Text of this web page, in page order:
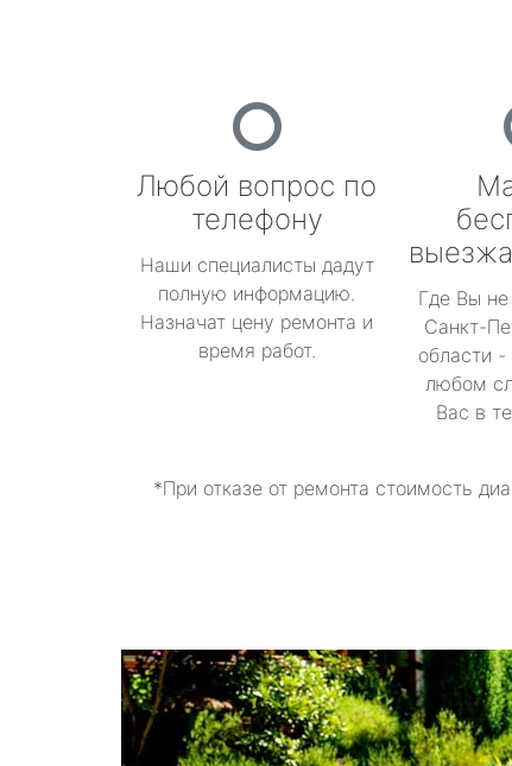
Любой вопрос по
телефону
Наши специалисты дадут
полную информацию.
Назначат цену ремонта и
время работ.
Где Вы не
Санкт-
области
любом
Вас в
*При отказе от ремонта стоимость